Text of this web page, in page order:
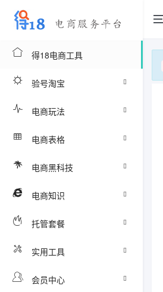
得18电商工具
验号淘宝
电商玩法
电商表格
电商黑科技
电商知识
托管套餐
实用工具
会员中心